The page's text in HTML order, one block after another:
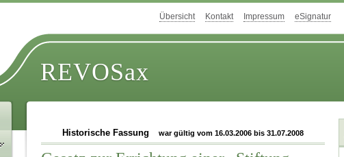
Übersicht Kontakt Impressum eSignatur
REVOSax
Historische Fassung war gültig vom 16.03.2006 bis 31.07.2008